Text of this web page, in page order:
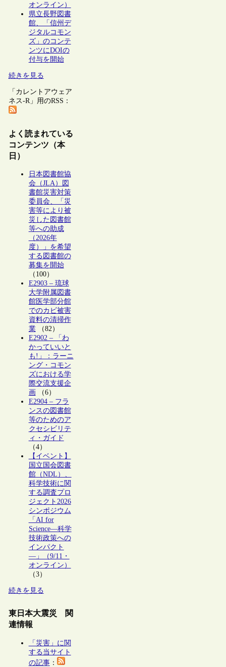
オンライン）
県立長野図書
館、「信州デ
ジタルコモン
ズ」のコンテ
ンツにDOIの
付与を開始
続きを見る
「カレントアウェア
ネス-R」用のRSS：
よく読まれている
コンテンツ（本
日）
日本図書館協
会（JLA）図
書館災害対策
委員会、「災
害等により被
災した図書館
等への助成
（2026年
度）」を希望
する図書館の
募集を開始
（100）
E2903 – 琉球
大学附属図書
館医学部分館
でのカビ被害
資料の清掃作
業（82）
E2902 – 「わ
かっていいと
も!」：ラーニ
ング・コモン
ズにおける学
際交流支援企
画 （6）
E2904 – フラ
ンスの図書館
等のためのア
クセシビリテ
ィ・ガイド
（4）
【イベント】
国立国会図書
館（NDL）、
科学技術に関
する調査プロ
ジェクト2026
シンポジウム
「AI for
Science―科学
技術政策への
インパクト
―」（9/11・
オンライン）
（3）
続きを見る
東日本大震災 関
連情報
「災害」に関
する当サイト
の記事：